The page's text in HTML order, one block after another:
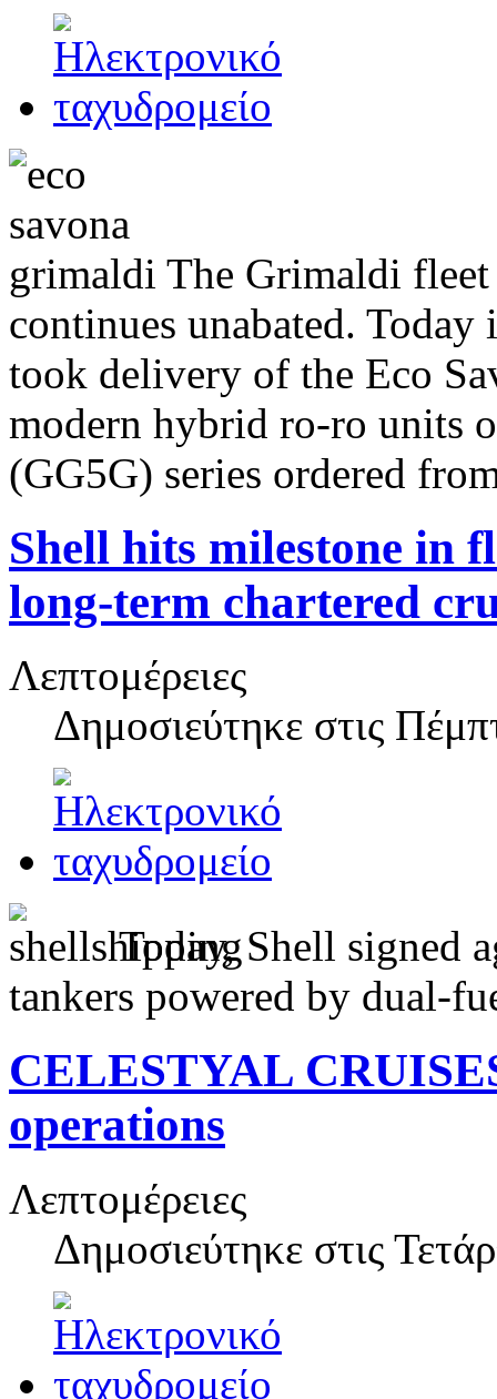
The Grimaldi
continues unabated.
took delivery of the Eco
modern hybrid ro-ro units
(GG5G) series ordered
Shell hits milestone in
long-term chartered
Λεπτομέρειες
Δημοσιεύτηκε στις
Today, Shell signed
tankers powered by dual-
CELESTYAL
operations
Λεπτομέρειες
Δημοσιεύτηκε στις